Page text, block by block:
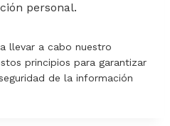
personal.
llevar a cabo nuestro
principios para garantizar
de la información